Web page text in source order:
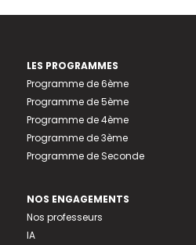
LES PROGRAMMES
Programme de 6ème
Programme de 5ème
Programme de 4ème
Programme de 3ème
Programme de Seconde
NOS ENGAGEMENTS
Nos professeurs
IA